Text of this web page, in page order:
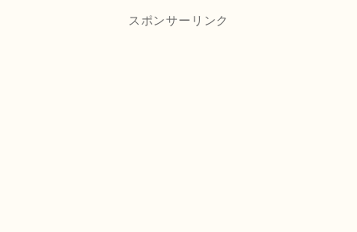
スポンサーリンク